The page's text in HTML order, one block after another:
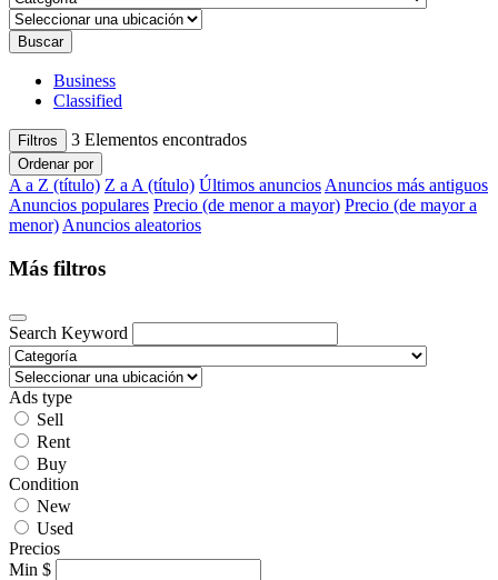
Buscar
Business
Classified
Filtros 3 Elementos encontrados
Ordenar por
A a Z (título) Z a A (título) Últimos anuncios Anuncios más antiguos
Anuncios populares Precio (de menor a mayor) Precio (de mayor a
menor) Anuncios aleatorios
Más filtros
Search Keyword
Ads type
Sell
Rent
Buy
Condition
New
Used
Precios
Min $